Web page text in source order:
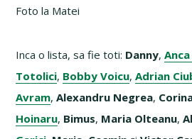
Foto la Matei
Inca o lista, sa fie toti: Danny,
Totolici, Bobby Voicu,Adrian
Avram,Alexandru Negrea,
Hoinaru, Bimus, Maria Olteanu,